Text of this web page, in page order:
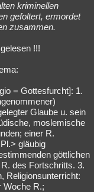
kriminellen
gefoltert, ermordet
zusammen.
!!!
= Gottesfurcht]: 1.
Glaube u. sein
moslemische
einer R.
gläubig
göttlichen
des Fortschritts. 3.
Religionsunterricht:
Woche R.;